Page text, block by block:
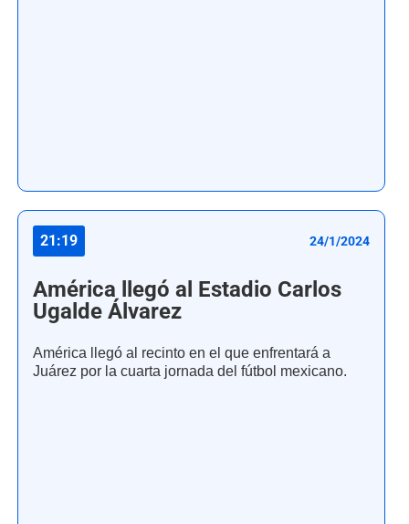
21:19 24/1/2024
América llegó al Estadio Carlos
Ugalde Álvarez
América llegó al recinto en el que enfrentará a
Juárez por la cuarta jornada del fútbol mexicano.